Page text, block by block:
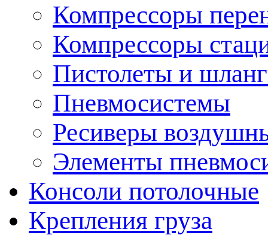
Компрессоры
Компрессоры
Пистолеты и
Пневмосистемы
Ресиверы
Элементы
Консоли потолочные
Крепления груза